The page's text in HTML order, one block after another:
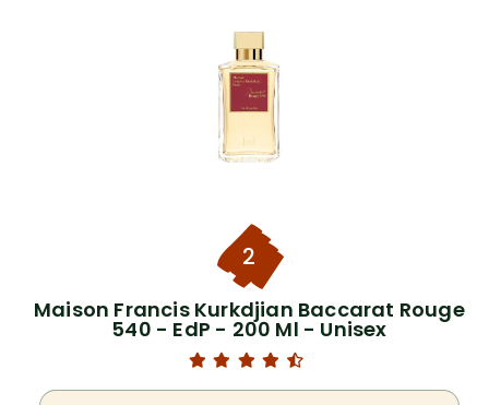
2
Maison Francis Kurkdjian Baccarat Rouge
540 - EdP - 200 Ml - Unisex